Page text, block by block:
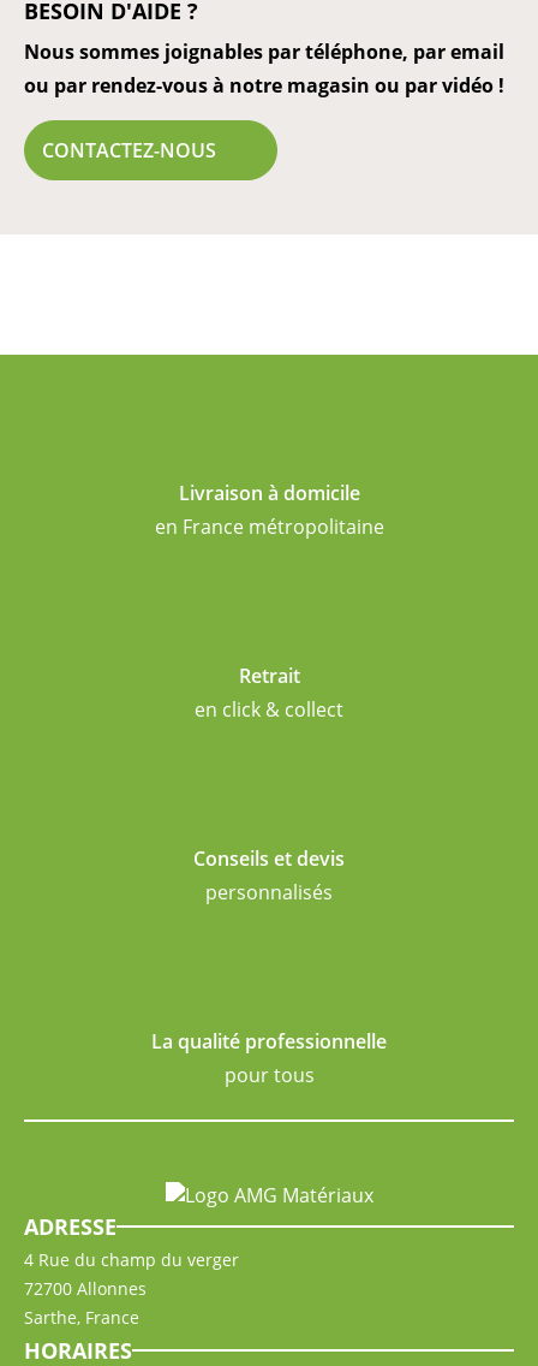
BESOIN D'AIDE ?
Nous sommes joignables par téléphone, par email
ou par rendez-vous à notre magasin ou par vidéo !
CONTACTEZ-NOUS
Livraison à domicile
en France métropolitaine
Retrait
en click & collect
Conseils et devis
personnalisés
La qualité professionnelle
pour tous
ADRESSE
4 Rue du champ du verger
72700 Allonnes
Sarthe, France
HORAIRES